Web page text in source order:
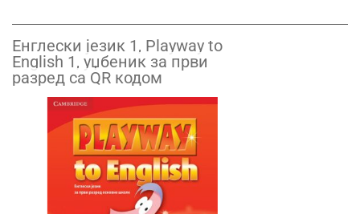
Енглески језик 1, Playway to
English 1, уџбеник за први
разред са QR кодом